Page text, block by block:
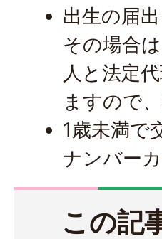
出生の届
その場合
人と法定
ますので
1歳未満で
ナンバー
この記